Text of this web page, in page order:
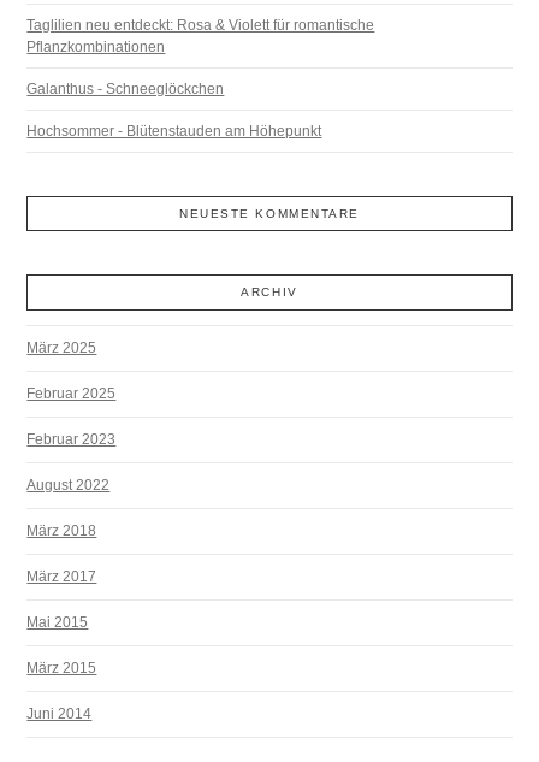
Taglilien neu entdeckt: Rosa & Violett für romantische
Pflanzkombinationen
Galanthus - Schneeglöckchen
Hochsommer - Blütenstauden am Höhepunkt
NEUESTE KOMMENTARE
ARCHIV
März 2025
Februar 2025
Februar 2023
August 2022
März 2018
März 2017
Mai 2015
März 2015
Juni 2014